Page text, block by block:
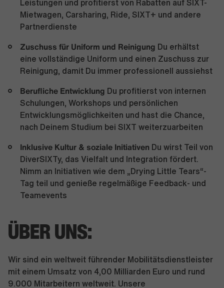
Leistungen und profitierst von Rabatten auf SIXT-
Mietwagen, Carsharing, Ride, SIXT+ und andere
Partnerdienste
Zuschuss für Uniform und Reinigung Du erhältst
eine vollständige Uniform und einen Zuschuss zur
Reinigung, damit Du immer professionell aussiehst
Berufliche Entwicklung Du profitierst von internen
Schulungen, Workshops und persönlichen
Entwicklungsmöglichkeiten und hast die Chance,
nach Deinem Studium bei SIXT weiterzuarbeiten
Inklusive Kultur & soziale Initiativen Du wirst Teil von
DiverSIXTy, das Vielfalt und Integration fördert.
Nimm an Initiativen wie dem „Drying Little Tears“-
Tag teil und genieße regelmäßige Feedback- und
Teamevents
ÜBER UNS:
Wir sind ein weltweit führender Mobilitätsdienstleister
mit einem Umsatz von 4,00 Milliarden Euro und rund
9.000 Mitarbeitern weltweit. Unsere